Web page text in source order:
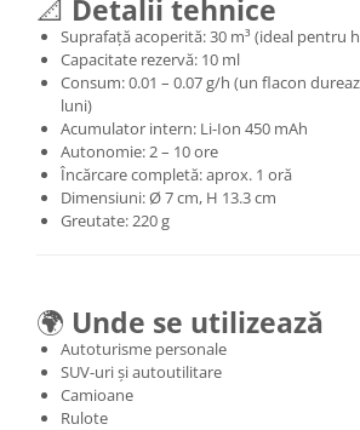
📐 Detalii tehnice
Suprafață acoperită: 30 m³ (ideal pentru
Capacitate rezervă: 10 ml
Consum: 0.01 – 0.07 g/h (un flacon
luni)
Acumulator intern: Li-Ion 450 mAh
Autonomie: 2 – 10 ore
Încărcare completă: aprox. 1 oră
Dimensiuni: Ø 7 cm, H 13.3 cm
Greutate: 220 g
🌍 Unde se utilizează
Autoturisme personale
SUV-uri și autoutilitare
Camioane
Rulote